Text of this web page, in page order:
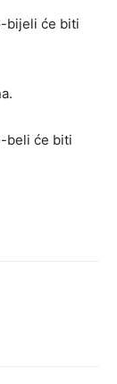
bijeli će biti
beli će biti